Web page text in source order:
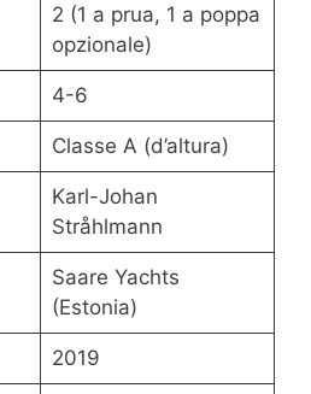
2 (1 a prua, 1 a poppa
opzionale)
4-6
Classe A (d’altura)
Karl-Johan
Stråhlmann
Saare Yachts
(Estonia)
2019